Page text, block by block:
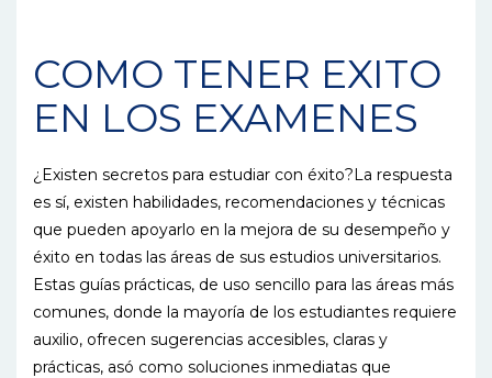
COMO TENER EXITO
EN LOS EXAMENES
¿Existen secretos para estudiar con éxito?La respuesta
es sí, existen habilidades, recomendaciones y técnicas
que pueden apoyarlo en la mejora de su desempeño y
éxito en todas las áreas de sus estudios universitarios.
Estas guías prácticas, de uso sencillo para las áreas más
comunes, donde la mayoría de los estudiantes requiere
auxilio, ofrecen sugerencias accesibles, claras y
prácticas, asó como soluciones inmediatas que